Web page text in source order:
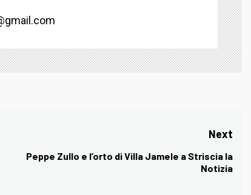
Next
Next
post:
Peppe Zullo e l’orto di Villa Jamele a Striscia la
Notizia